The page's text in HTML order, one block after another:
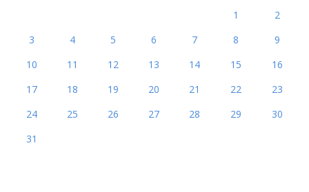
1
2
3
4 5 6 7 8
9
10
11 12 13 14 15
16
17
18 19 20 21 22
23
24
25 26 27 28 29
30
31